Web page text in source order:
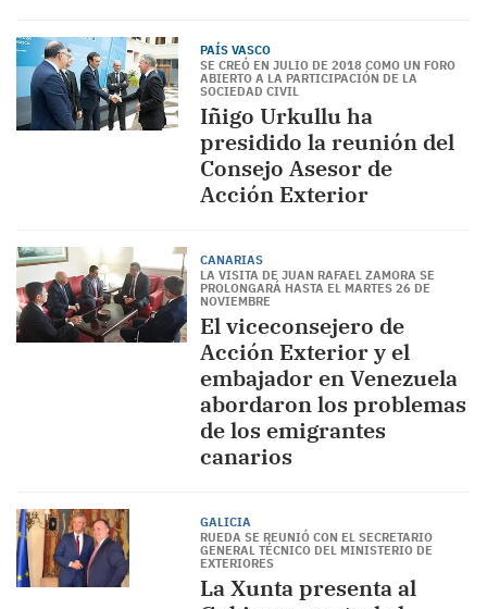
PAÍS VASCO
SE CREÓ EN JULIO DE 2018 COMO UN FORO
ABIERTO A LA PARTICIPACIÓN DE LA
SOCIEDAD CIVIL
Iñigo Urkullu ha
presidido la reunión del
Consejo Asesor de
Acción Exterior
CANARIAS
LA VISITA DE JUAN RAFAEL ZAMORA SE
PROLONGARÁ HASTA EL MARTES 26 DE
NOVIEMBRE
El viceconsejero de
Acción Exterior y el
embajador en Venezuela
abordaron los problemas
de los emigrantes
canarios
GALICIA
RUEDA SE REUNIÓ CON EL SECRETARIO
GENERAL TÉCNICO DEL MINISTERIO DE
EXTERIORES
La Xunta presenta al